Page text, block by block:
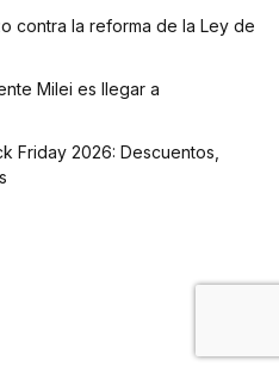
contra la reforma de la Ley de
Milei es llegar a
Friday 2026: Descuentos,